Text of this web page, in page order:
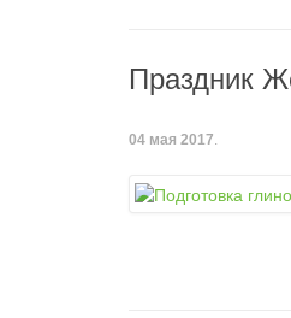
Праздник
04 мая 2017.